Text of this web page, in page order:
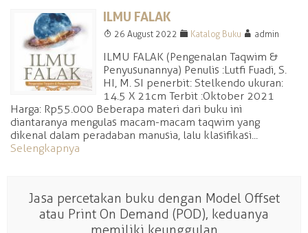
ILMU FALAK
T 26 August 2022 F Katalog Buku A admin
ILMU FALAK (Pengenalan Taqwim &
Penyusunannya) Penulis :Lutfi Fuadi, S.
HI, M. SI penerbit: Stelkendo ukuran:
14.5 X 21cm Terbit :Oktober 2021
Harga: Rp55.000 Beberapa materi dari buku ini
diantaranya mengulas macam-macam taqwim yang
dikenal dalam peradaban manusia, lalu klasifikasi...
Selengkapnya
Jasa percetakan buku dengan Model Offset
atau Print On Demand (POD), keduanya